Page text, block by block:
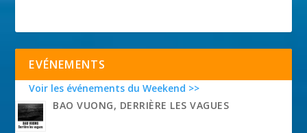
EVÉNEMENTS
Voir les événements du Weekend >>
BAO VUONG, DERRIÈRE LES VAGUES